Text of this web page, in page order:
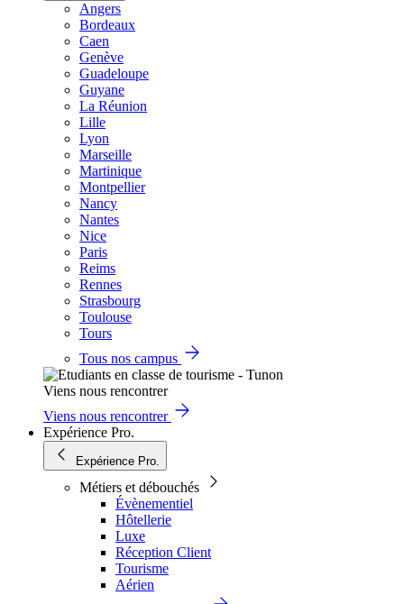
Angers
Bordeaux
Caen
Genève
Guadeloupe
Guyane
La Réunion
Lille
Lyon
Marseille
Martinique
Montpellier
Nancy
Nantes
Nice
Paris
Reims
Rennes
Strasbourg
Toulouse
Tours
Tous nos campus
Viens nous rencontrer
Viens nous rencontrer
Expérience Pro.
Expérience Pro.
Métiers et débouchés
Évènementiel
Hôtellerie
Luxe
Réception Client
Tourisme
Aérien